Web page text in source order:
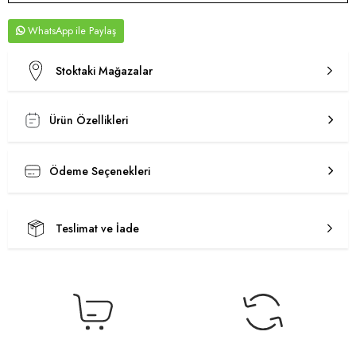
WhatsApp
Stoktaki Mağazalar
Ürün Özellikleri
Ödeme Seçenekleri
Teslimat ve İade